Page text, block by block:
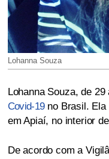
Lohanna Souza
Lohanna Souza, de
Covid-19no Brasil. Ela
em Apiaí, no interior
De acordo com a